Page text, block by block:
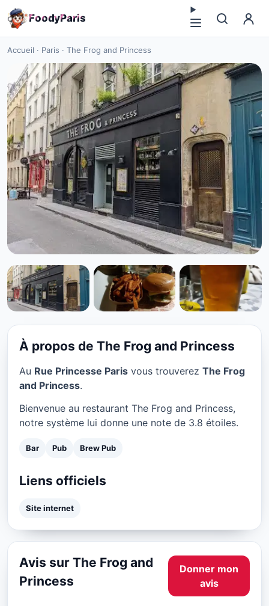
FoodyParis
Accueil · Paris · The Frog and Princess
BAR
The Frog and Princess à
Paris
À propos de The Frog and Princess
Au Rue Princesse Paris vous trouverez The Frog
and Princess.
Bienvenue au restaurant The Frog and Princess,
notre système lui donne une note de 3.8 étoiles.
Bar Pub Brew Pub
Liens officiels
Site internet
Avis sur The Frog and
Princess
Donner mon
avis